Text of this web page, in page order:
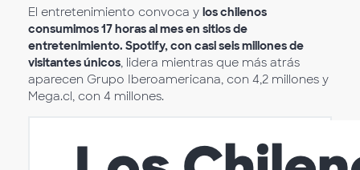
El entretenimiento convoca y los chilenos
consumimos 17 horas al mes en sitios de
entretenimiento. Spotify, con casi seis millones de
visitantes únicos , lidera mientras que más atrás
aparecen Grupo Iberoamericana, con 4,2 millones y
Mega.cl, con 4 millones.